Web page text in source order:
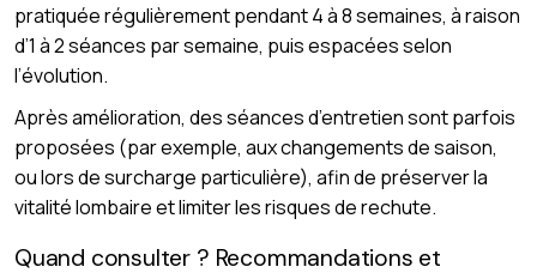
pratiquée régulièrement pendant 4 à 8 semaines, à raison
d’1 à 2 séances par semaine, puis espacées selon
l’évolution.
Après amélioration, des séances d’entretien sont parfois
proposées (par exemple, aux changements de saison,
ou lors de surcharge particulière), afin de préserver la
vitalité lombaire et limiter les risques de rechute.
Quand consulter ? Recommandations et